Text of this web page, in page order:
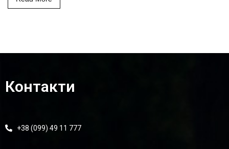
Контакти
+38 (099) 49 11 777